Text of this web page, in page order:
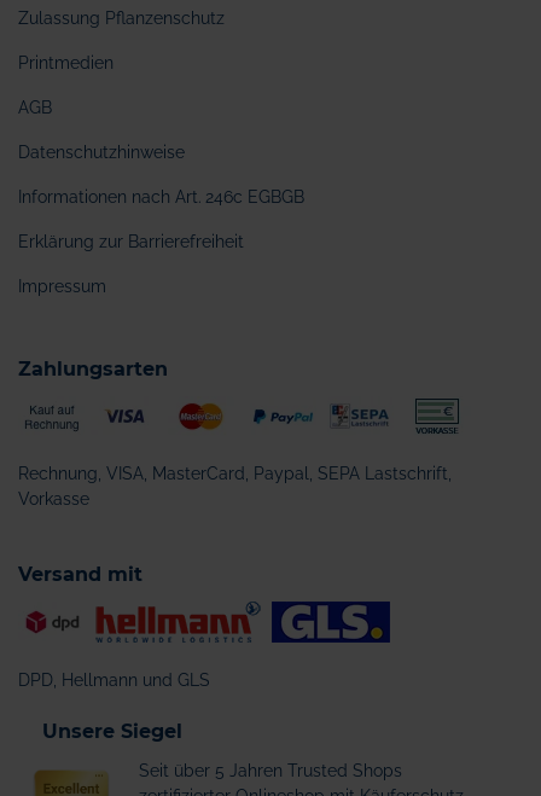
Zulassung Pflanzenschutz
Printmedien
AGB
Datenschutzhinweise
Informationen nach Art. 246c EGBGB
Erklärung zur Barrierefreiheit
Impressum
Zahlungsarten
Rechnung, VISA, MasterCard, Paypal, SEPA Lastschrift,
Vorkasse
Versand mit
DPD, Hellmann und GLS
Unsere Siegel
Seit über 5 Jahren Trusted Shops